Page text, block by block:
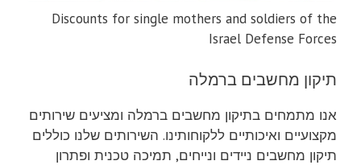
Discounts for single mothers and soldiers of the
Israel Defense Forces
תיקון מחשבים ברמלה
אנו מתמחים בתיקון מחשבים ברמלה ומציעים שירותים
מקצועיים ואיכותיים ללקוחותינו. השירותים שלנו כוללים
תיקון מחשבים ניידים ונייחים, תמיכה טכנית ופתרון